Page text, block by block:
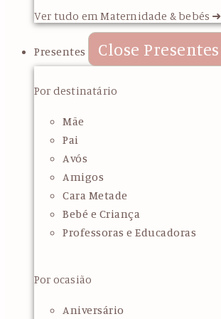
Ver tudo em Maternidade & bebés ➜
Presentes Close Presentes
Por destinatário
Mãe
Pai
Avós
Amigos
Cara Metade
Bebé e Criança
Professoras e Educadoras
Por ocasião
Aniversário